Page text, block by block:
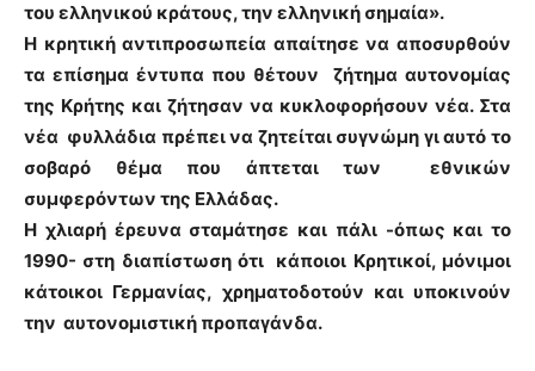
του ελληνικού κράτους, την ελληνική σημαία».
Η κρητική αντιπροσωπεία απαίτησε να αποσυρθούν
τα επίσημα έντυπα που θέτουν ζήτημα αυτονομίας
της Κρήτης και ζήτησαν να κυκλοφορήσουν νέα. Στα
νέα φυλλάδια πρέπει να ζητείται συγνώμη γι αυτό το
σοβαρό θέμα που άπτεται των εθνικών
συμφερόντων της Ελλάδας.
Η χλιαρή έρευνα σταμάτησε και πάλι -όπως και το
1990- στη διαπίστωση ότι κάποιοι Κρητικοί, μόνιμοι
κάτοικοι Γερμανίας, χρηματοδοτούν και υποκινούν
την αυτονομιστική προπαγάνδα.